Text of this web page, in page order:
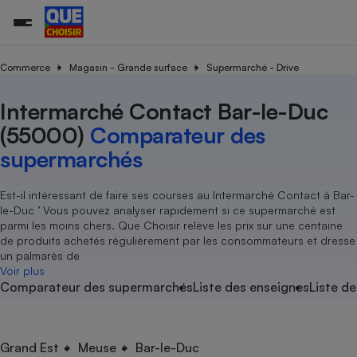
Commerce Magasin - Grande surface Supermarché - Drive
Intermarché Contact Bar-le-Duc
(55000) Comparateur des
supermarchés
Est-il intéressant de faire ses courses au Intermarché Contact à Bar-
le-Duc ’ Vous pouvez analyser rapidement si ce supermarché est
parmi les moins chers. Que Choisir relève les prix sur une centaine
de produits achetés régulièrement par les consommateurs et dresse
un palmarès de
Voir plus
Comparateur des supermarchésListe des enseignesListe
Grand Est Meuse Bar-le-Duc
Additifs
Agriculture
Produit alimentaire
Achat - Vente - Location
Carburant
Magasin - Grande surface
Marketing - Fidélisation
Organismes de défense
Système judiciaire
Air
Eau
Achat - Vente - Travaux
Location
Sport
Vacances - Tourisme
électrique
Démarche administrative
Senior
Service marchand
Train
Transport aérien
Toutes les actualités
Enquêtes
Guides d'achat
Conseils
Brèves
Tous les services
Soumettre un litige
Lettres types
Rencontrer une association locale
Tous nos combats
Nos actions
Nos grandes victoires
Les billets de la présidente
Nos associations locales
Nous rejoindre
En savoir plus sur Que Choisir Ensemble
?
L’association
Nos missions
Notre méthodologie
Notre financement
Nos partenaires
Nous rejoindre